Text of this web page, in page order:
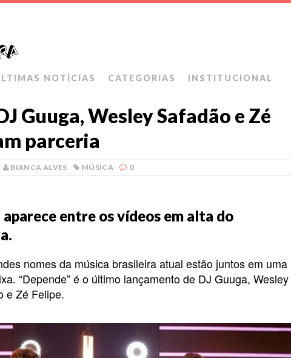
NOTÍCIAS CATEGORIAS INSTITUCIONAL
Guuga, Wesley Safadão e Zé
parceria
BIANCA ALVES MÚSICA 0
aparece entre os vídeos em alta do
nomes da música brasileira atual estão juntos em uma
“Depende” é o último lançamento de DJ Guuga, Wesley
e Zé Felipe.